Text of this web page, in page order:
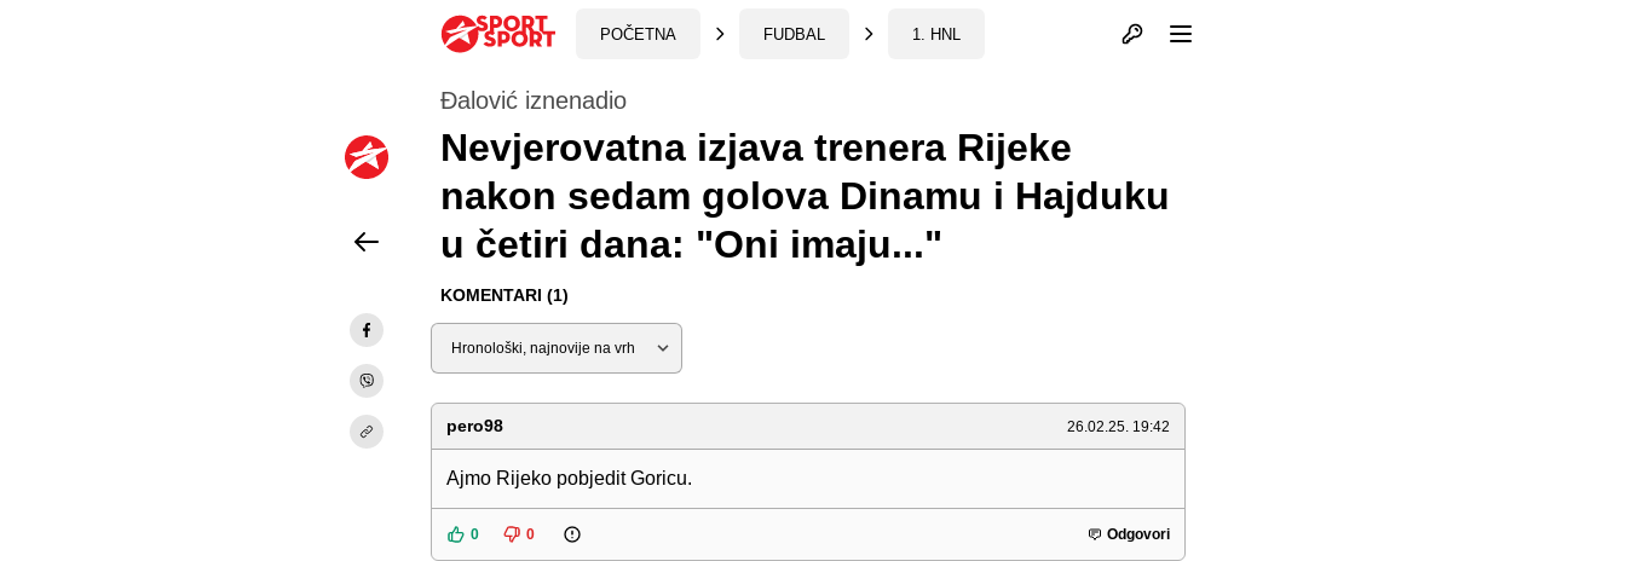
POČETNA FUDBAL 1. HNL Otvori profil
Đalović iznenadio
Nevjerovatna izjava trenera Rijeke
nakon sedam golova Dinamu i Hajduku
u četiri dana: "Oni imaju..."
KOMENTARI (1)
Sortiraj
pero98 26.02.25. 19:42
Ajmo Rijeko pobjedit Goricu.
0 0 Odgovori